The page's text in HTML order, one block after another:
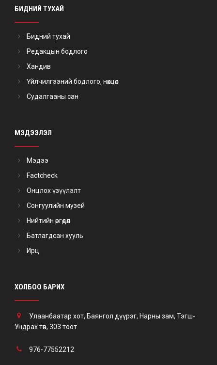
БИДНИЙ ТУХАЙ
Бидний тухай
Редакцын бодлого
Хандив
Үйлчилгээний бодлого, нөхцөл
Судалгааны сан
МЭДЭЭЛЭЛ
Мэдээ
Factcheck
Онцлох үзүүлэлт
Сонгуулийн музей
Нийтийн өргөдөл
Батлагдсан хууль
Ирц
ХОЛБОО БАРИХ
Улаанбаатар хот, Баянгол дүүрэг, Нарны зам, Тэгш-
Ундрах төв, 303 тоот
976-77552212